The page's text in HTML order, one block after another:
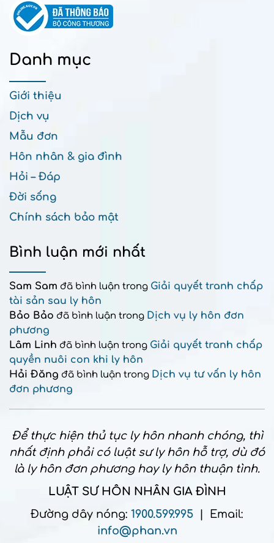
Danh mục
Giới thiệu
Dịch vụ
Mẫu đơn
Hôn nhân & gia đình
Hỏi – Đáp
Đời sống
Chính sách bảo mật
Bình luận mới nhất
Sam Sam đã bình luận trong Giải quyết tranh chấp
tài sản sau ly hôn
Bảo Bảo đã bình luận trong Dịch vụ ly hôn đơn
phương
Lâm Linh đã bình luận trong Giải quyết tranh chấp
quyền nuôi con khi ly hôn
Hải Đăng đã bình luận trong Dịch vụ tư vấn ly hôn
đơn phương
Để thực hiện thủ tục ly hôn nhanh chóng, thì
nhất định phải có luật sư ly hôn hỗ trợ, dù đó
là ly hôn đơn phương hay ly hôn thuận tình.
LUẬT SƯ HÔN NHÂN GIA ĐÌNH
Đường dây nóng: 1900.599.995 | Email:
info@phan.vn